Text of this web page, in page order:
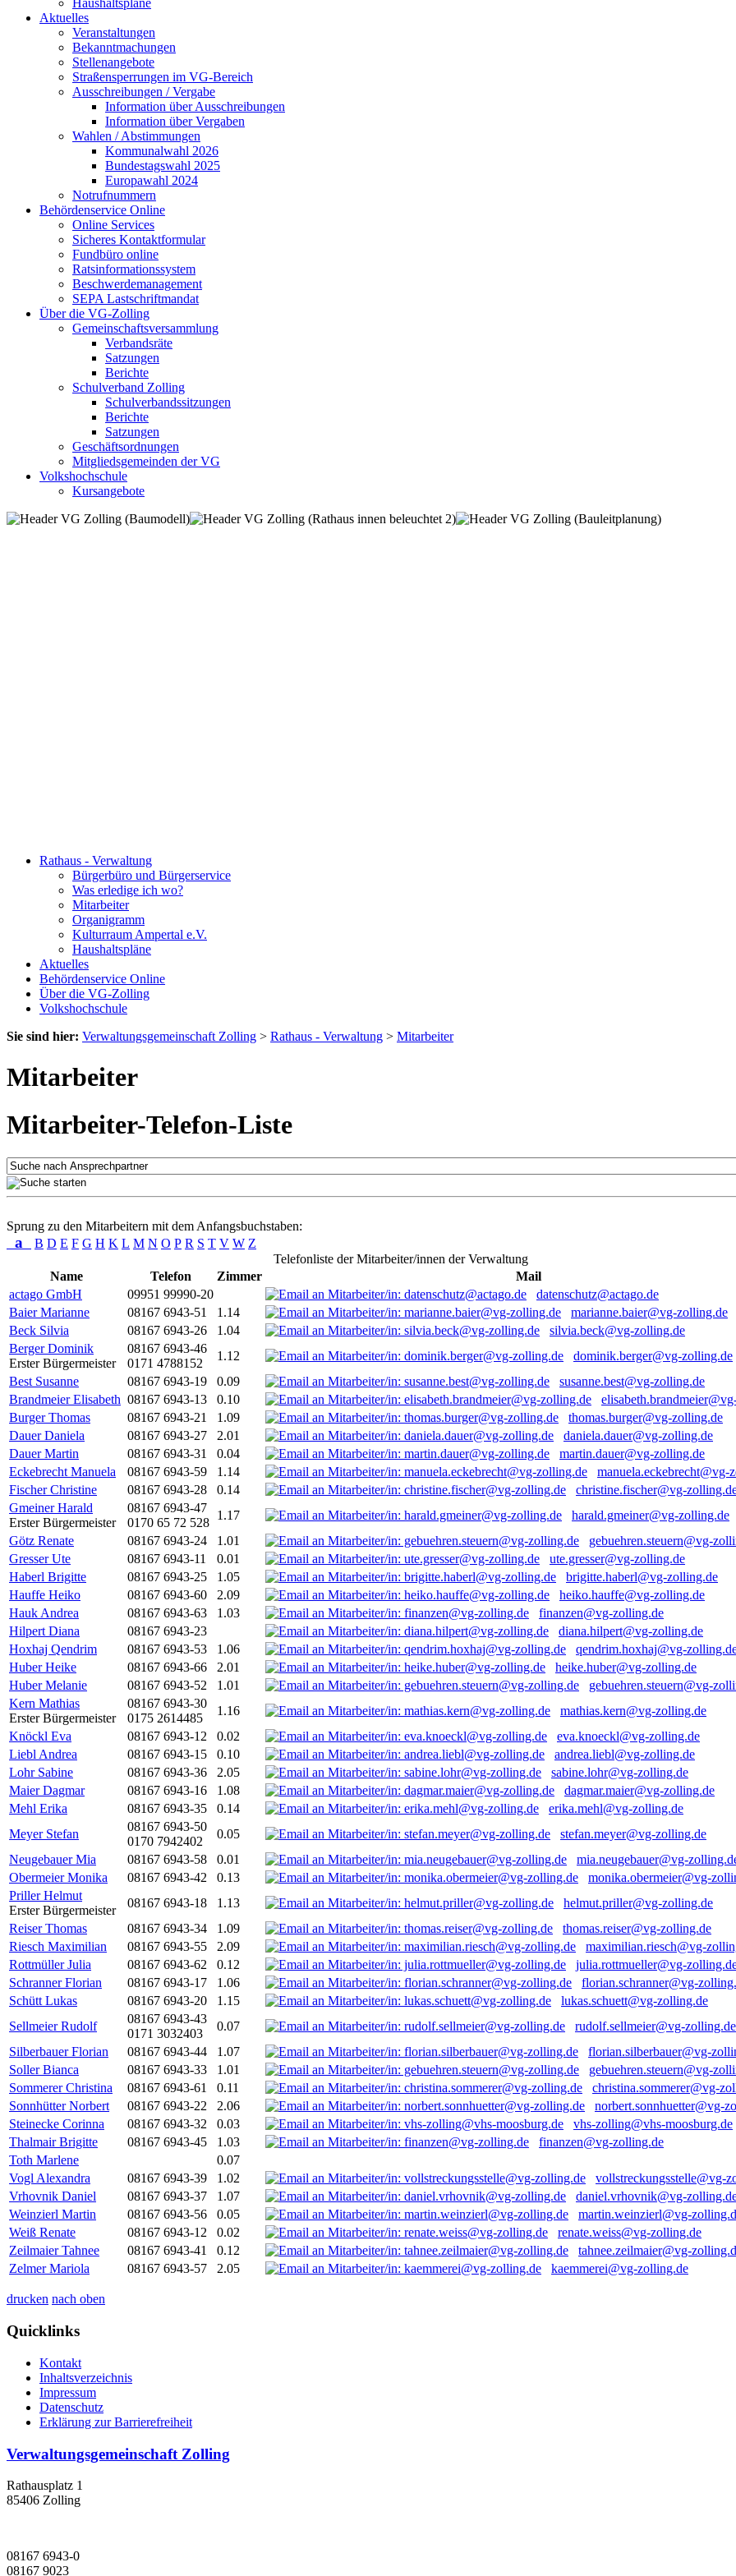
Haushaltspläne
Aktuelles
Veranstaltungen
Bekanntmachungen
Stellenangebote
Straßensperrungen im VG-Bereich
Ausschreibungen / Vergabe
Information über Ausschreibungen
Information über Vergaben
Wahlen / Abstimmungen
Kommunalwahl 2026
Bundestagswahl 2025
Europawahl 2024
Notrufnummern
Behördenservice Online
Online Services
Sicheres Kontaktformular
Fundbüro online
Ratsinformationssystem
Beschwerdemanagement
SEPA Lastschriftmandat
Über die VG-Zolling
Gemeinschaftsversammlung
Verbandsräte
Satzungen
Berichte
Schulverband Zolling
Schulverbandssitzungen
Berichte
Satzungen
Geschäftsordnungen
Mitgliedsgemeinden der VG
Volkshochschule
Kursangebote
Rathaus - Verwaltung
Bürgerbüro und Bürgerservice
Was erledige ich wo?
Mitarbeiter
Organigramm
Kulturraum Ampertal e.V.
Haushaltspläne
Aktuelles
Behördenservice Online
Über die VG-Zolling
Volkshochschule
Sie sind hier: Verwaltungsgemeinschaft Zolling > Rathaus - Verwaltung > Mitarbeiter
Mitarbeiter
Mitarbeiter-Telefon-Liste
Sprung zu den Mitarbeitern mit dem Anfangsbuchstaben:
a B D E F G H K L M N O P R S T V W Z
Telefonliste der Mitarbeiter/innen der Verwaltung
Name
Telefon Zimmer
Mail
actago GmbH
09951 99990-20
datenschutz@actago.de
Baier Marianne
08167 6943-51 1.14
marianne.baier@vg-zolling.de
Beck Silvia
08167 6943-26 1.04
silvia.beck@vg-zolling.de
Berger Dominik
Erster Bürgermeister
08167 6943-46
0171 4788152
1.12
dominik.berger@vg-zolling.de
Best Susanne
08167 6943-19 0.09
susanne.best@vg-zolling.de
Brandmeier Elisabeth 08167 6943-13 0.10
Burger Thomas
08167 6943-21 1.09
thomas.burger@vg-zolling.de
Dauer Daniela
08167 6943-27 2.01
daniela.dauer@vg-zolling.de
Dauer Martin
08167 6943-31 0.04
martin.dauer@vg-zolling.de
Eckebrecht Manuela
08167 6943-59 1.14
manuela.eckebrecht@vg-
Fischer Christine
08167 6943-28 0.14
christine.fischer@vg-
Gmeiner Harald
Erster Bürgermeister
08167 6943-47
0170 65 72 528
1.17
harald.gmeiner@vg-zolling.de
Götz Renate
08167 6943-24 1.01
gebuehren.steuern@vg-
Gresser Ute
08167 6943-11 0.01
ute.gresser@vg-zolling.de
Haberl Brigitte
08167 6943-25 1.05
brigitte.haberl@vg-zolling.de
Hauffe Heiko
08167 6943-60 2.09
heiko.hauffe@vg-zolling.de
Hauk Andrea
08167 6943-63 1.03
finanzen@vg-zolling.de
Hilpert Diana
08167 6943-23
diana.hilpert@vg-zolling.de
Hoxhaj Qendrim
08167 6943-53 1.06
qendrim.hoxhaj@vg-
Huber Heike
08167 6943-66 2.01
heike.huber@vg-zolling.de
Huber Melanie
08167 6943-52 1.01
gebuehren.steuern@vg-
Kern Mathias
Erster Bürgermeister
08167 6943-30
0175 2614485
1.16
mathias.kern@vg-zolling.de
Knöckl Eva
08167 6943-12 0.02
eva.knoeckl@vg-zolling.de
Liebl Andrea
08167 6943-15 0.10
andrea.liebl@vg-zolling.de
Lohr Sabine
08167 6943-36 2.05
sabine.lohr@vg-zolling.de
Maier Dagmar
08167 6943-16 1.08
dagmar.maier@vg-zolling.de
Mehl Erika
08167 6943-35 0.14
erika.mehl@vg-zolling.de
Meyer Stefan
08167 6943-50
0170 7942402
0.05
stefan.meyer@vg-zolling.de
Neugebauer Mia
08167 6943-58 0.01
mia.neugebauer@vg-
Obermeier Monika
08167 6943-42 0.13
monika.obermeier@vg-
Priller Helmut
Erster Bürgermeister
08167 6943-18 1.13
helmut.priller@vg-zolling.de
Reiser Thomas
08167 6943-34 1.09
thomas.reiser@vg-zolling.de
Riesch Maximilian
08167 6943-55 2.09
maximilian.riesch@vg-
Rottmüller Julia
08167 6943-62 0.12
julia.rottmueller@vg-
Schranner Florian
08167 6943-17 1.06
florian.schranner@vg-
Schütt Lukas
08167 6943-20 1.15
lukas.schuett@vg-zolling.de
Sellmeier Rudolf
08167 6943-43
0171 3032403
0.07
rudolf.sellmeier@vg-zolling.de
Silberbauer Florian
08167 6943-44 1.07
florian.silberbauer@vg-
Soller Bianca
08167 6943-33 1.01
gebuehren.steuern@vg-
Sommerer Christina
08167 6943-61 0.11
christina.sommerer@vg-
Sonnhütter Norbert
08167 6943-22 2.06
norbert.sonnhuetter@vg-
Steinecke Corinna
08167 6943-32 0.03
vhs-zolling@vhs-moosburg.de
Thalmair Brigitte
08167 6943-45 1.03
finanzen@vg-zolling.de
Toth Marlene
0.07
Vogl Alexandra
08167 6943-39 1.02
vollstreckungsstelle@vg-
Vrhovnik Daniel
08167 6943-37 1.07
daniel.vrhovnik@vg-
Weinzierl Martin
08167 6943-56 0.05
martin.weinzierl@vg-
Weiß Renate
08167 6943-12 0.02
renate.weiss@vg-zolling.de
Zeilmaier Tahnee
08167 6943-41 0.12
tahnee.zeilmaier@vg-
Zelmer Mariola
08167 6943-57 2.05 kaemmerei@vg-zolling.de
drucken nach oben
Quicklinks
Kontakt
Inhaltsverzeichnis
Impressum
Datenschutz
Erklärung zur Barrierefreiheit
Verwaltungsgemeinschaft Zolling
Rathausplatz 1
85406 Zolling
08167 6943-0
08167 9023